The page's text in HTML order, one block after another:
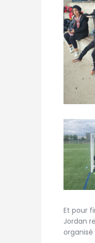
Et pour
Jordan
organisé